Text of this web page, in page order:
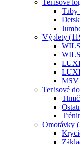
Tenisové
Tuby
Výplety
MSV
Tenisové
Omotávky